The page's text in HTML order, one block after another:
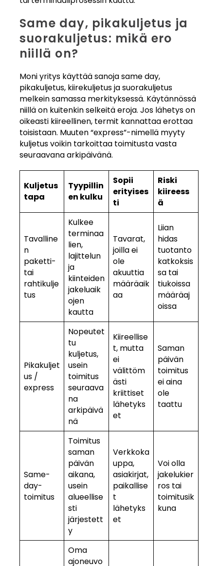
Same day, pikakuljetus ja
suorakuljetus: mikä ero
niillä on?
Moni yritys käyttää sanoja same day,
pikakuljetus, kiirekuljetus ja suorakuljetus
melkein samassa merkityksessä. Käytännössä
niillä on kuitenkin selkeitä eroja. Jos lähetys on
oikeasti kiireellinen, termit kannattaa erottaa
toisistaan. Muuten “express”-nimellä myyty
kuljetus voikin tarkoittaa toimitusta vasta
seuraavana arkipäivänä.
Kuljetus
tapa
Tyypillin
en kulku
Sopii
erityises
ti
Riski
kiireess
ä
Tavalline
n
paketti-
tai
rahtikulje
tus
Kulkee
terminaa
lien,
lajittelun
ja
kiinteiden
jakeluaik
ojen
kautta
Tavarat,
joilla ei
ole
akuuttia
määräaik
aa
Liian
hidas
tuotanto
katkoksis
sa tai
tiukoissa
määräaj
oissa
Pikakuljet
us /
express
Nopeutet
tu
kuljetus,
usein
toimitus
seuraava
na
arkipäivä
nä
Kiireellise
t, mutta
ei
välittöm
ästi
kriittiset
lähetyks
et
Saman
päivän
toimitus
ei aina
ole
taattu
Same-
day-
toimitus
Toimitus
saman
päivän
aikana,
usein
alueellise
sti
järjestett
y
Verkkoka
uppa,
asiakirjat,
paikallise
t
lähetyks
et
Voi olla
jakelukier
ros tai
toimitusik
kuna
Oma
ajoneuvo